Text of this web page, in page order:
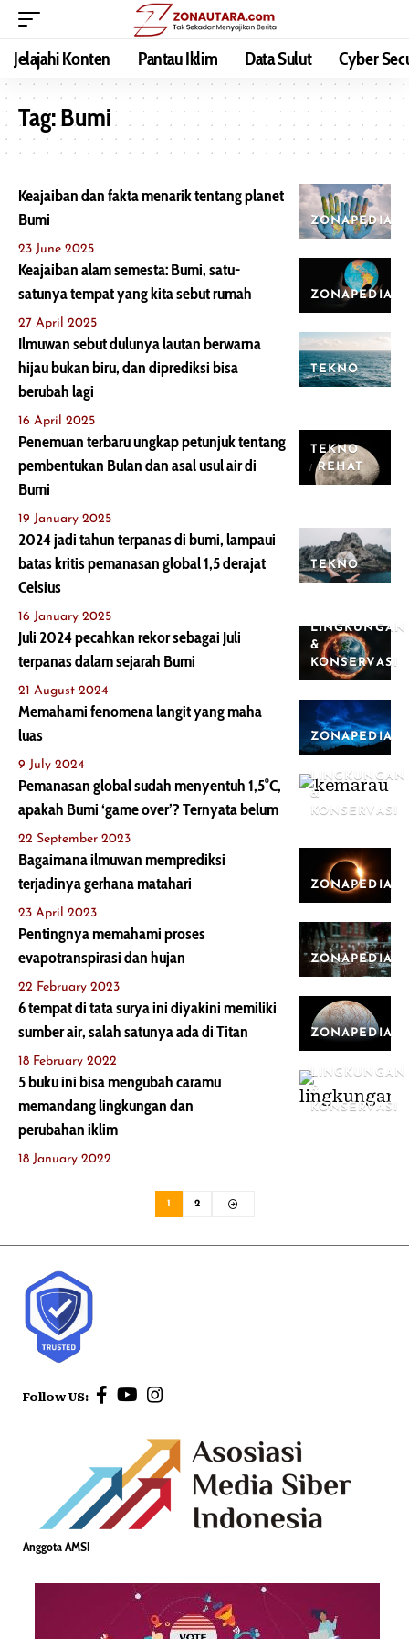
Jelajahi Konten Pantau Iklim Data Sulut Cyber
Tag:Bumi
ZONAPEDIA
Keajaiban dan fakta menarik tentang planet
Bumi
23 June 2025
ZONAPEDIA
Keajaiban alam semesta: Bumi, satu-
satunya tempat yang kita sebut rumah
27 April 2025
TEKNO
Ilmuwan sebut dulunya lautan berwarna
hijau bukan biru, dan diprediksi bisa
berubah lagi
16 April 2025
TEKNO
REHAT
Penemuan terbaru ungkap petunjuk tentang
pembentukan Bulan dan asal usul air di
Bumi
19 January 2025
TEKNO
2024 jadi tahun terpanas di bumi, lampaui
batas kritis pemanasan global 1,5 derajat
Celsius
16 January 2025
LINGKUNGAN
&
KONSERVASI
Juli 2024 pecahkan rekor sebagai Juli
terpanas dalam sejarah Bumi
21 August 2024
ZONAPEDIA
Memahami fenomena langit yang maha
luas
9 July 2024
LINGKUNGAN
&
KONSERVASI
Pemanasan global sudah menyentuh 1,5°C,
apakah Bumi ‘game over’? Ternyata belum
22 September 2023
ZONAPEDIA
Bagaimana ilmuwan memprediksi
terjadinya gerhana matahari
23 April 2023
ZONAPEDIA
Pentingnya memahami proses
evapotranspirasi dan hujan
22 February 2023
ZONAPEDIA
6 tempat di tata surya ini diyakini memiliki
sumber air, salah satunya ada di Titan
18 February 2022
LINGKUNGAN
&
KONSERVASI
5 buku ini bisa mengubah caramu
memandang lingkungan dan
perubahan iklim
18 January 2022
1 2
Follow US:
Anggota AMSI